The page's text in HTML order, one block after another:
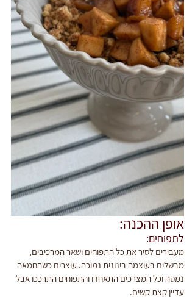
אופן ההכנה:
לתפוחים:
מעבירים לסיר את כל התפוחים ושאר המרכיבים,
מבשלים בעוצמה בינונית נמוכה. עוצרים כשהחמאה
נמסה וכל המצרכים התאחדו והתפוחים התרככו אבל
עדיין קצת קשים.